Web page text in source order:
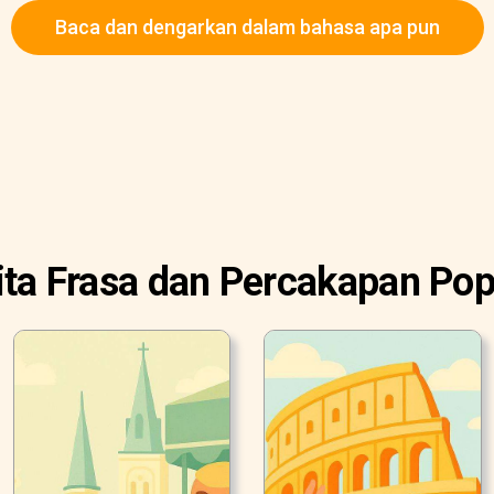
Baca dan dengarkan dalam bahasa apa pun
Frasa dan Percakapan